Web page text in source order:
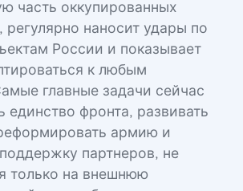
часть оккупированных
регулярно наносит удары по
России и показывает
к любым
главные задачи сейчас
единство фронта, развивать
армию и
партнеров, не
только на внешнюю